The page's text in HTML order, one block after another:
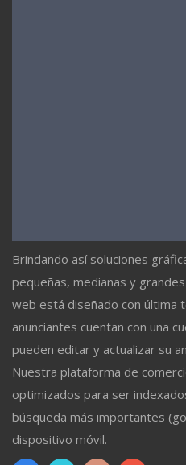
Brindando así soluciones
pequeñas, medianas y
web está diseñado con última
anunciantes cuentan con una
pueden editar y actualizar su
Nuestra plataforma de
optimizados para ser
búsqueda más importantes
dispositivo móvil.